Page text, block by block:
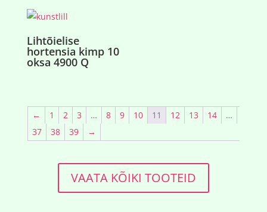
Lihtõielise
hortensia kimp 10
oksa 4900 Q
← 1 2 3 … 8 9 10 11 12 13 14
…
37
38 39 →
VAATA KÕIKI TOOTEID